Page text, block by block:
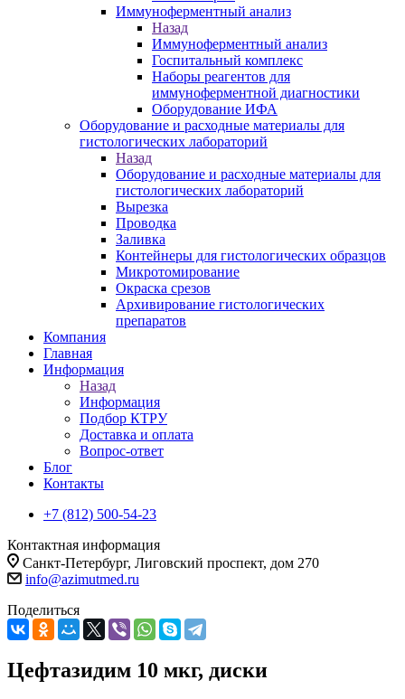
Иммуноферментный анализ
Назад
Иммуноферментный анализ
Госпитальный комплекс
Наборы реагентов для
иммуноферментной диагностики
Оборудование ИФА
Оборудование и расходные материалы для
гистологических лабораторий
Назад
Оборудование и расходные материалы для
гистологических лабораторий
Вырезка
Проводка
Заливка
Контейнеры для гистологических образцов
Микротомирование
Окраска срезов
Архивирование гистологических
препаратов
Компания
Главная
Информация
Назад
Информация
Подбор КТРУ
Доставка и оплата
Вопрос-ответ
Блог
Контакты
+7 (812) 500-54-23
Контактная информация
Санкт-Петербург, Лиговский проспект, дом 270
info@azimutmed.ru
Поделиться
Цефтазидим 10 мкг, диски